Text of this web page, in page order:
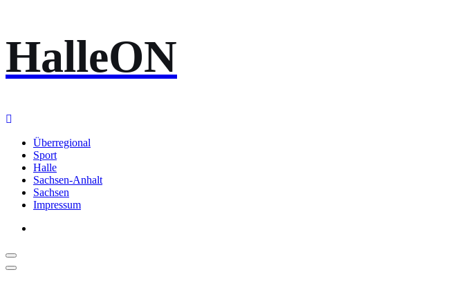
Inhalt
springen
HalleON
Überregional
Sport
Halle
Sachsen-Anhalt
Sachsen
Impressum